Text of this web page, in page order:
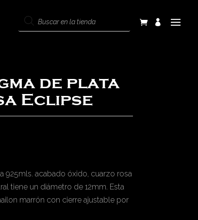
search
de plata
Eclipse
925mls. acabado óxido, cuarzo rosa
tiene un diámetro de 12mm. Esta
marrón con cierre ajustable por